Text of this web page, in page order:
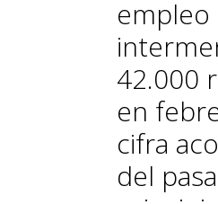
empleo
42.000
en
cifra
del